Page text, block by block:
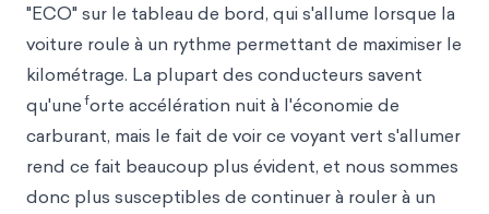
"ECO" sur le tableau de bord, qui s'allume lorsque la
voiture roule à un rythme permettant de maximiser le
kilométrage. La plupart des conducteurs savent
qu'uneforte accélération nuit à l'économie de
carburant, mais le fait de voir ce voyant vert s'allumer
rend ce fait beaucoup plus évident, et nous sommes
donc plus susceptibles de continuer à rouler à un